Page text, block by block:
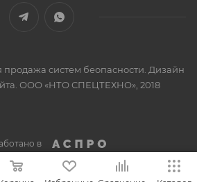
продажа систем беопасности. Дизайн
ООО «НТО СПЕЦТЕХНО», 2018
в